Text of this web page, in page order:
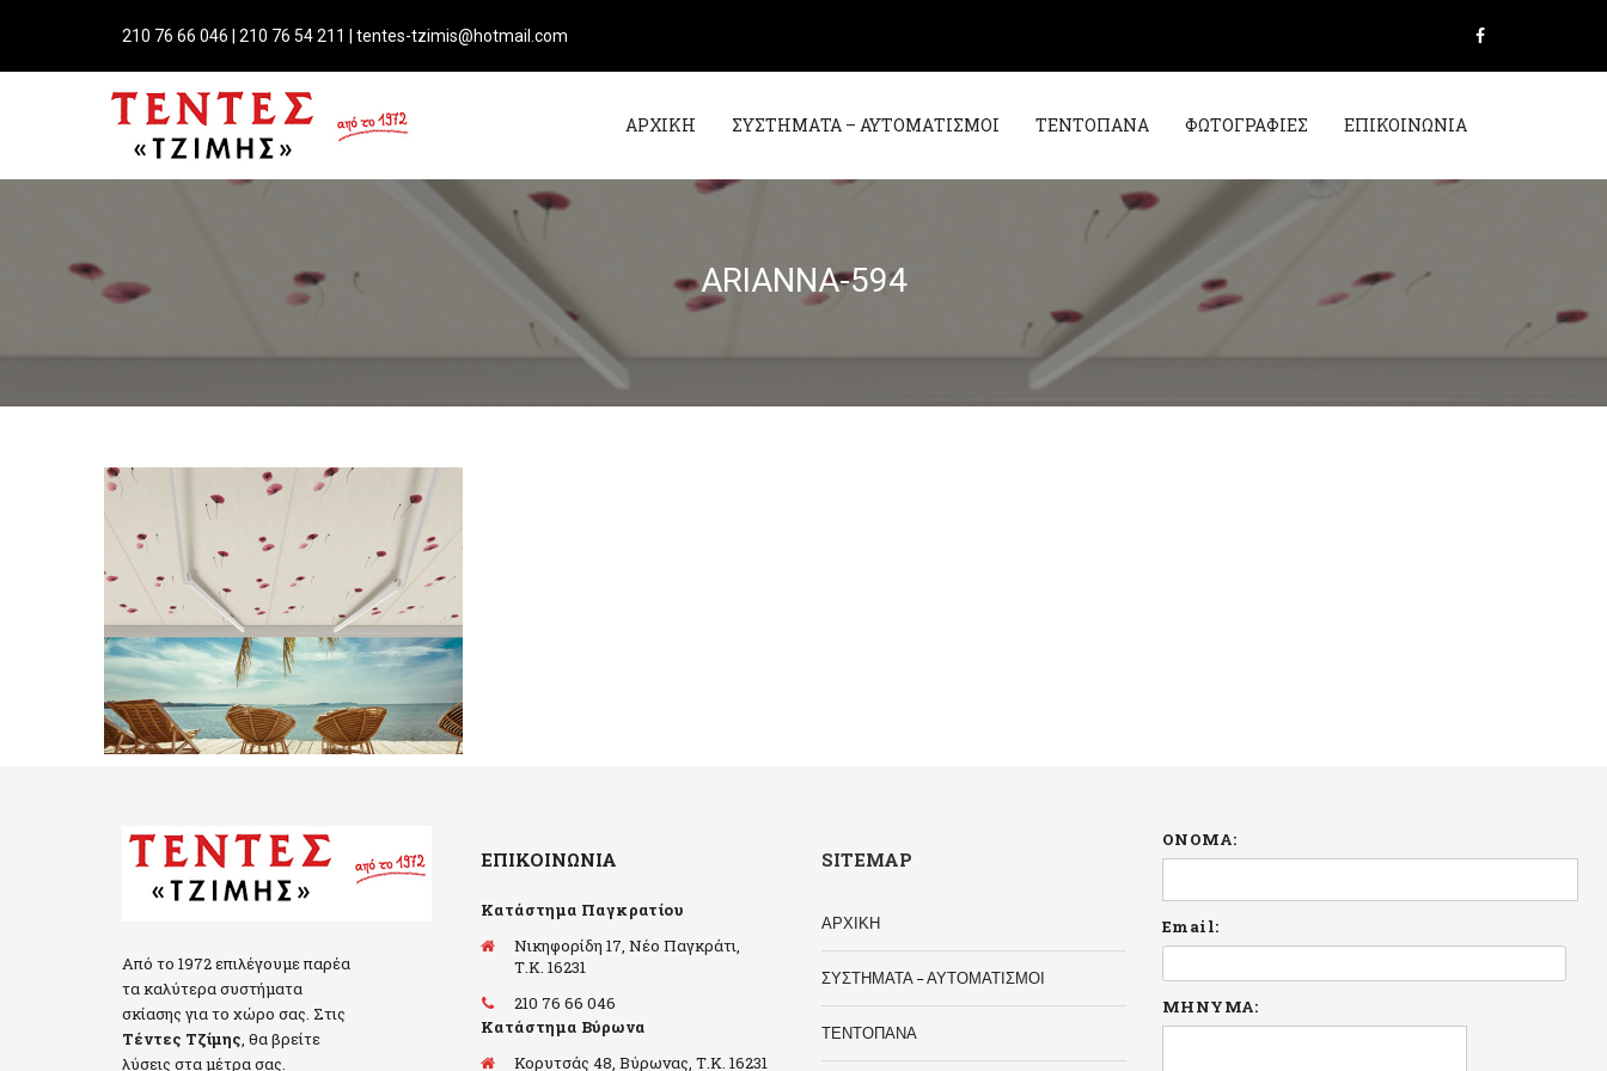
210 76 66 046 | 210 76 54 211 | tentes-tzimis@hotmail.com
ΑΡΧΙΚΗ ΣΥΣΤΗΜΑΤΑ – ΑΥΤΟΜΑΤΙΣΜΟΙ ΤΕΝΤΟΠΑΝΑ ΦΩΤΟΓΡΑΦΙΕΣ ΕΠΙΚΟΙΝΩΝΙΑ
ARIANNA-594
Από το 1972 επιλέγουμε παρέα
τα καλύτερα συστήματα
σκίασης για το χώρο σας. Στις
Τέντες Τζίμης, θα βρείτε
λύσεις στα μέτρα σας.
ΕΠΙΚΟΙΝΩΝΊΑ
Κατάστημα Παγκρατίου
Νικηφορίδη 17, Νέο Παγκράτι,
Τ.Κ. 16231
210 76 66 046
Κατάστημα Βύρωνα
Κορυτσάς 48, Βύρωνας, Τ.Κ. 16231
SITEMAP
ΑΡΧΙΚΗ
ΣΥΣΤΗΜΑΤΑ – ΑΥΤΟΜΑΤΙΣΜΟΙ
ΤΕΝΤΟΠΑΝΑ
ΟΝΟΜΑ:
Email:
ΜΗΝΥΜΑ: